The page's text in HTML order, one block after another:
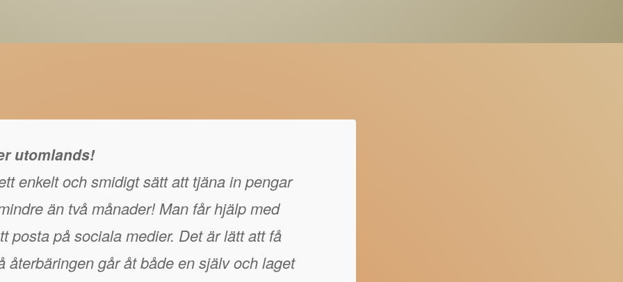
utomlands!
enkelt och smidigt sätt att tjäna in pengar
än två månader! Man får hjälp med
posta på sociala medier. Det är lätt att få
återbäringen går åt både en själv och laget